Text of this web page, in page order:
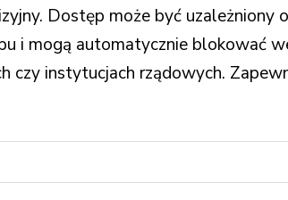
Dostęp może być uzależniony
i mogą automatycznie blokować
instytucjach rządowych.